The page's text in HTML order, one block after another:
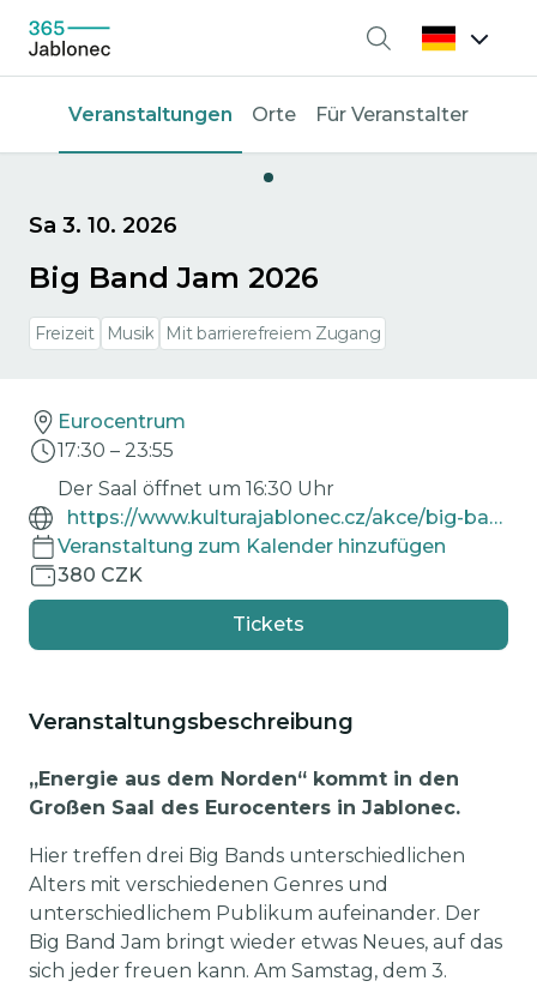
Suche
Veranstaltungen Orte Für Veranstalter
Sa 3. 10. 2026
Big Band Jam 2026
Freizeit Musik Mit barrierefreiem Zugang
Eurocentrum
17:30 – 23:55
Der Saal öffnet um 16:30 Uhr
https://www.kulturajablonec.cz/akce/big-band-jam-2026/
Veranstaltung zum Kalender hinzufügen
380 CZK
Tickets
Veranstaltungsbeschreibung
„Energie aus dem Norden“ kommt in den
Großen Saal des Eurocenters in Jablonec.
Hier treffen drei Big Bands unterschiedlichen
Alters mit verschiedenen Genres und
unterschiedlichem Publikum aufeinander. Der
Big Band Jam bringt wieder etwas Neues, auf das
sich jeder freuen kann. Am Samstag, dem 3.